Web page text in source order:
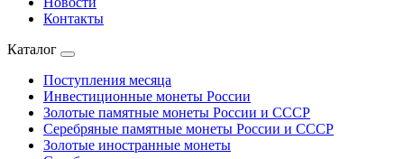
Контакты
Каталог
Поступления месяца
Инвестиционные монеты России
Золотые памятные монеты России и СССР
Серебряные памятные монеты России и СССР
Золотые иностранные монеты